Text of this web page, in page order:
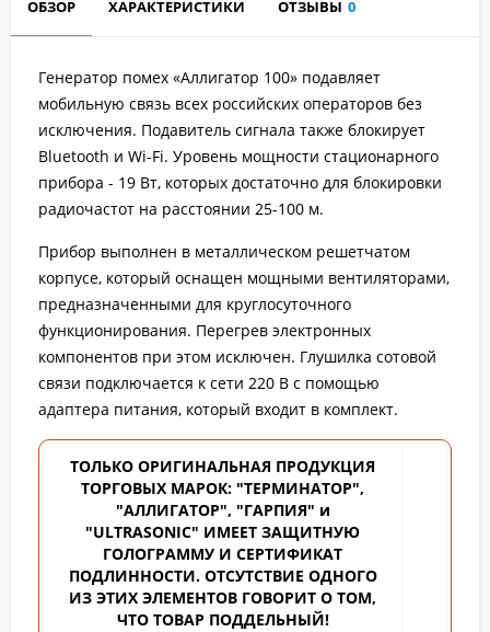
ОБЗОР ХАРАКТЕРИСТИКИ ОТЗЫВЫ 0
Генератор помех «Аллигатор 100» подавляет
мобильную связь всех российских операторов без
исключения. Подавитель сигнала также блокирует
Bluetooth и Wi-Fi. Уровень мощности стационарного
прибора - 19 Вт, которых достаточно для блокировки
радиочастот на расстоянии 25-100 м.
Прибор выполнен в металлическом решетчатом
корпусе, который оснащен мощными вентиляторами,
предназначенными для круглосуточного
функционирования. Перегрев электронных
компонентов при этом исключен. Глушилка сотовой
связи подключается к сети 220 В с помощью
адаптера питания, который входит в комплект.
ТОЛЬКО ОРИГИНАЛЬНАЯ ПРОДУКЦИЯ
ТОРГОВЫХ МАРОК: "ТЕРМИНАТОР",
"АЛЛИГАТОР", "ГАРПИЯ" и
"ULTRASONIC" ИМЕЕТ ЗАЩИТНУЮ
ГОЛОГРАММУ И СЕРТИФИКАТ
ПОДЛИННОСТИ. ОТСУТСТВИЕ ОДНОГО
ИЗ ЭТИХ ЭЛЕМЕНТОВ ГОВОРИТ О ТОМ,
ЧТО ТОВАР ПОДДЕЛЬНЫЙ!